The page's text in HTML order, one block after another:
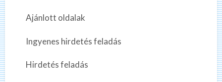
Ajánlott oldalak
Ingyenes hirdetés feladás
Hirdetés feladás